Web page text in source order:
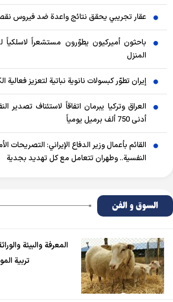
عقار تجريبي يحقق نتائج واعدة ضد فيروس نقص
باحثون أميركيون يطوّرون مستشعراً لاسلكياً
المنزل
إيران تطوّر كبسولات نانوية نباتية لتعزيز فعالية
العراق وتركيا يبرمان اتفاقاً لاستئناف تصدير
أدنى 750 ألف برميل يومياً
القائم بأعمال وزير الدفاع الإيراني:
النفسية.. وطهران تتعامل مع كل تهديد بجدية
السوق و الفن
المعرفة والبيئة
تربية